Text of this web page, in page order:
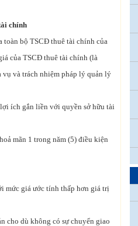
chính
toàn bộ TSCĐ thuê tài chính của
của TSCĐ thuê tài chính (là
và trách nhiệm pháp lý quản lý
ích gắn liền với quyền sở hữu tài
mãn 1 trong năm (5) điều kiện
mức giá ước tính thấp hơn giá trị
cho dù không có sự chuyển giao